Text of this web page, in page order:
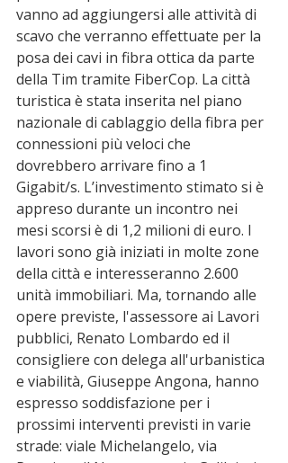
vanno ad aggiungersi alle attività di
scavo che verranno effettuate per la
posa dei cavi in fibra ottica da parte
della Tim tramite FiberCop. La città
turistica è stata inserita nel piano
nazionale di cablaggio della fibra per
connessioni più veloci che
dovrebbero arrivare fino a 1
Gigabit/s. L’investimento stimato si è
appreso durante un incontro nei
mesi scorsi è di 1,2 milioni di euro. I
lavori sono già iniziati in molte zone
della città e interesseranno 2.600
unità immobiliari. Ma, tornando alle
opere previste, l'assessore ai Lavori
pubblici, Renato Lombardo ed il
consigliere con delega all'urbanistica
e viabilità, Giuseppe Angona, hanno
espresso soddisfazione per i
prossimi interventi previsti in varie
strade: viale Michelangelo, via